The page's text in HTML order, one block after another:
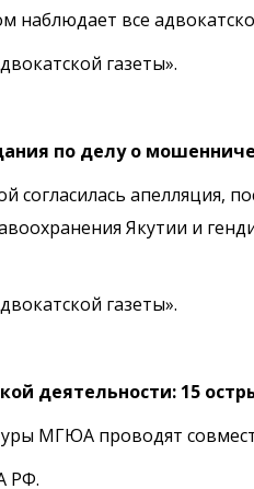
наблюдает все
газеты».
по делу о
согласилась апелляция,
Якутии и
газеты».
деятельности: 15
МГЮА проводят
РФ.